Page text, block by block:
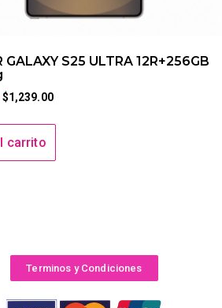
GALAXY S25 ULTRA 12R+256GB
$1,239.00
carrito
Terminos y Condiciones